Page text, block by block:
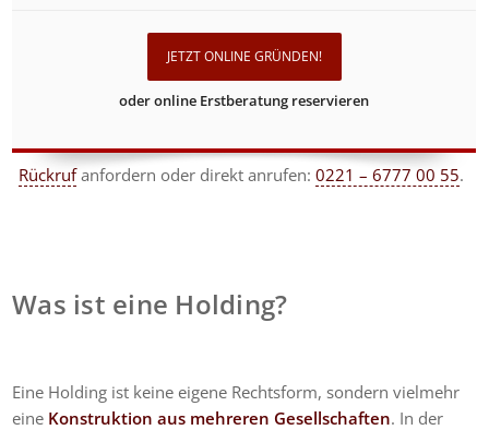
JETZT ONLINE GRÜNDEN!
oder online Erstberatung reservieren
Rückrufanfordern oder direkt anrufen:0221 – 6777 00 55.
Was ist eine Holding?
Eine Holding ist keine eigene Rechtsform, sondern vielmehr
eine Konstruktion aus mehreren Gesellschaften. In der